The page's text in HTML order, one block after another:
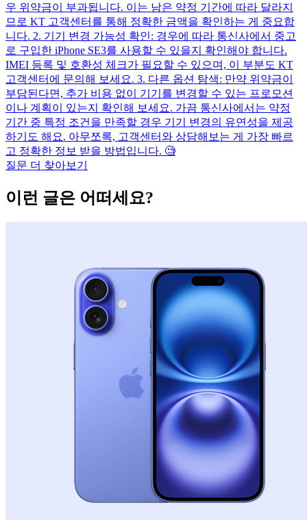
우 위약금이 부과됩니다. 이는 남은 약정 기간에 따라 달라지
므로 KT 고객센터를 통해 정확한 금액을 확인하는 게 중요합
니다. 2. 기기 변경 가능성 확인: 경우에 따라 통신사에서 중고
로 구입한 iPhone SE3를 사용할 수 있을지 확인해야 합니다.
IMEI 등록 및 호환성 체크가 필요할 수 있으며, 이 부분도 KT
고객센터에 문의해 보세요. 3. 다른 옵션 탐색: 만약 위약금이
부담된다면, 추가 비용 없이 기기를 변경할 수 있는 프로모션
이나 계획이 있는지 확인해 보세요. 가끔 통신사에서는 약정
기간 중 특정 조건을 만족할 경우 기기 변경의 유연성을 제공
하기도 해요. 아무쪼록, 고객센터와 상담해보는 게 가장 빠르
고 정확한 정보 받을 방법입니다. 🧐
질문 더 찾아보기
이런 글은 어떠세요?